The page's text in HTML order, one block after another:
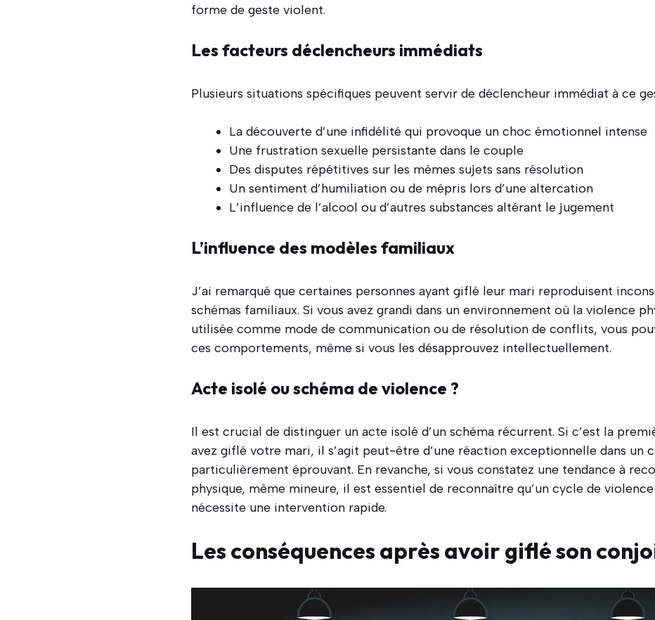
forme de geste violent.
Les facteurs déclencheurs immédiats
Plusieurs situations spécifiques peuvent servir de déclencheur immédiat à ce
La découverte d’une infidélité qui provoque un choc émotionnel intense
Une frustration sexuelle persistante dans le couple
Des disputes répétitives sur les mêmes sujets sans résolution
Un sentiment d’humiliation ou de mépris lors d’une altercation
L’influence de l’alcool ou d’autres substances altérant le jugement
L’influence des modèles familiaux
J’ai remarqué que certaines personnes ayant giflé leur mari reproduisent
schémas familiaux. Si vous avez grandi dans un environnement où la violence
utilisée comme mode de communication ou de résolution de conflits, vous
ces comportements, même si vous les désapprouvez intellectuellement.
Acte isolé ou schéma de violence ?
Il est crucial de distinguer un acte isolé d’un schéma récurrent. Si c’est la
avez giflé votre mari, il s’agit peut-être d’une réaction exceptionnelle dans un
particulièrement éprouvant. En revanche, si vous constatez une tendance à
physique, même mineure, il est essentiel de reconnaître qu’un cycle de
nécessite une intervention rapide.
Les conséquences après avoir giflé son